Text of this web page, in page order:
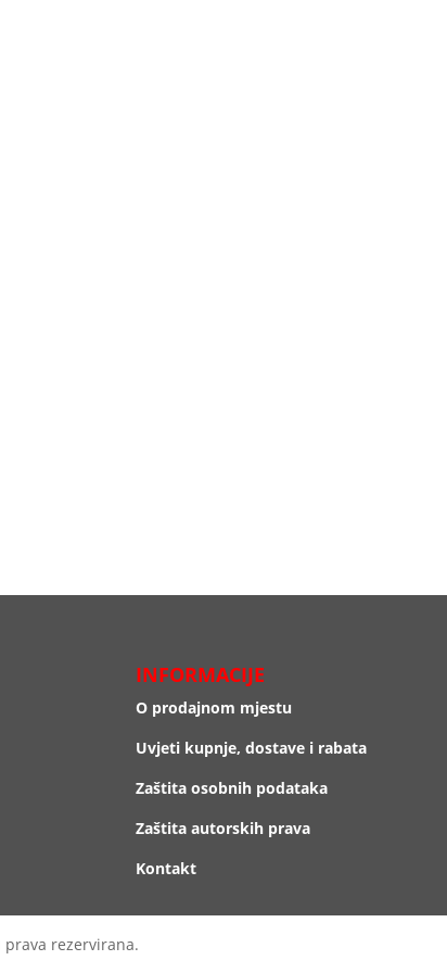
INFORMACIJE
O prodajnom mjestu
Uvjeti kupnje, dostave i rabata
Zaštita osobnih podataka
Zaštita autorskih prava
Kontakt
prava rezervirana.